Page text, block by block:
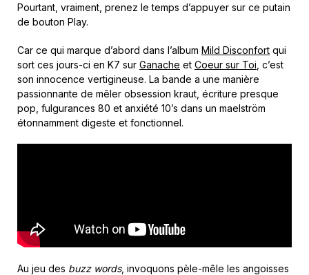
Pourtant, vraiment, prenez le temps d’appuyer sur ce putain
de bouton Play.
Car ce qui marque d’abord dans l’album Mild Disconfort qui
sort ces jours-ci en K7 sur Ganache et Coeur sur Toi , c’est
son innocence vertigineuse. La bande a une manière
passionnante de mêler obsession kraut, écriture presque
pop, fulgurances 80 et anxiété 10’s dans un maelström
étonnamment digeste et fonctionnel.
Au jeu des buzz words, invoquons pèle-mêle les angoisses